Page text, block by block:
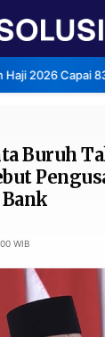
83,28%,
TENTANG
IKLAN
Buruh
WIB